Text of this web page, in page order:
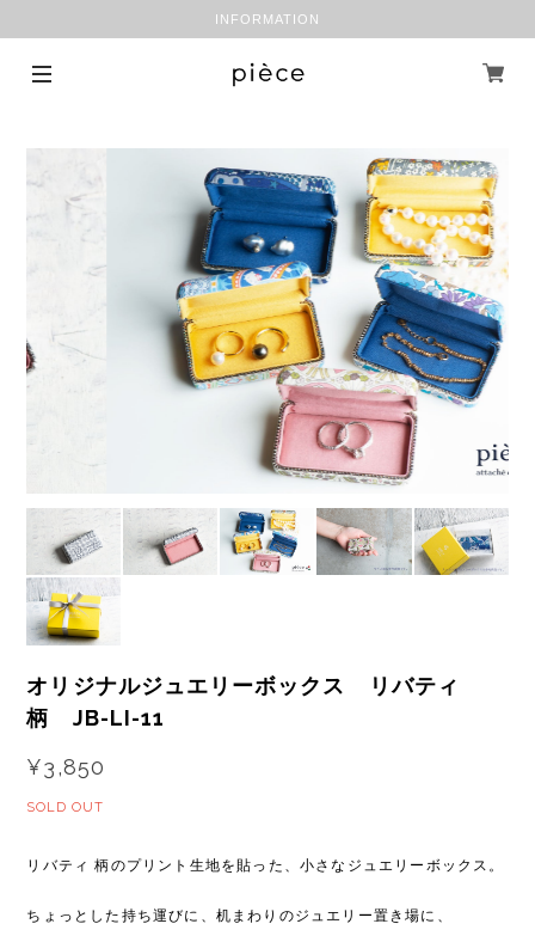
INFORMATION
オリジナルジュエリーボックス リバティ
柄 JB-LI-11
¥3,850
SOLD OUT
リバティ 柄のプリント生地を貼った、小さなジュエリーボックス。
ちょっとした持ち運びに、机まわりのジュエリー置き場に、